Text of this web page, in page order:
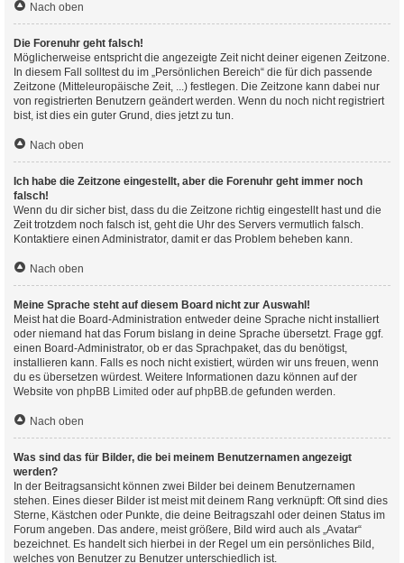
Nach oben
Die Forenuhr geht falsch!
Möglicherweise entspricht die angezeigte Zeit nicht deiner eigenen Zeitzone.
In diesem Fall solltest du im „Persönlichen Bereich“ die für dich passende
Zeitzone (Mitteleuropäische Zeit, ...) festlegen. Die Zeitzone kann dabei nur
von registrierten Benutzern geändert werden. Wenn du noch nicht registriert
bist, ist dies ein guter Grund, dies jetzt zu tun.
Nach oben
Ich habe die Zeitzone eingestellt, aber die Forenuhr geht immer noch
falsch!
Wenn du dir sicher bist, dass du die Zeitzone richtig eingestellt hast und die
Zeit trotzdem noch falsch ist, geht die Uhr des Servers vermutlich falsch.
Kontaktiere einen Administrator, damit er das Problem beheben kann.
Nach oben
Meine Sprache steht auf diesem Board nicht zur Auswahl!
Meist hat die Board-Administration entweder deine Sprache nicht installiert
oder niemand hat das Forum bislang in deine Sprache übersetzt. Frage ggf.
einen Board-Administrator, ob er das Sprachpaket, das du benötigst,
installieren kann. Falls es noch nicht existiert, würden wir uns freuen, wenn
du es übersetzen würdest. Weitere Informationen dazu können auf der
Website von phpBB Limited oder aufphpBB.de gefunden werden.
Nach oben
Was sind das für Bilder, die bei meinem Benutzernamen angezeigt
werden?
In der Beitragsansicht können zwei Bilder bei deinem Benutzernamen
stehen. Eines dieser Bilder ist meist mit deinem Rang verknüpft: Oft sind dies
Sterne, Kästchen oder Punkte, die deine Beitragszahl oder deinen Status im
Forum angeben. Das andere, meist größere, Bild wird auch als „Avatar“
bezeichnet. Es handelt sich hierbei in der Regel um ein persönliches Bild,
welches von Benutzer zu Benutzer unterschiedlich ist.